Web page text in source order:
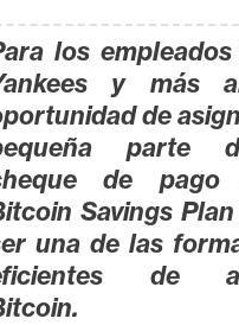
los
y más
de
parte
de
Savings
una de las
de